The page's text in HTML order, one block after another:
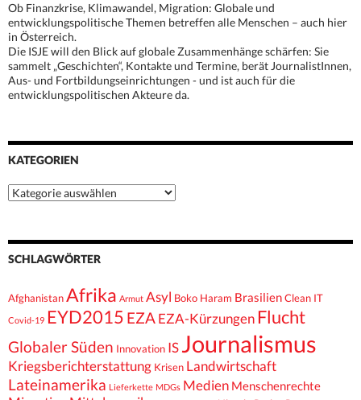
Ob Finanzkrise, Klimawandel, Migration: Globale und
entwicklungspolitische Themen betreffen alle Menschen – auch hier
in Österreich.
Die ISJE will den Blick auf globale Zusammenhänge schärfen: Sie
sammelt „Geschichten“, Kontakte und Termine, berät JournalistInnen,
Aus- und Fortbildungseinrichtungen - und ist auch für die
entwicklungspolitischen Akteure da.
KATEGORIEN
Kategorien
SCHLAGWÖRTER
AfghanistanAfrika Armut Asyl Boko Haram BrasilienClean IT
Covid-19 EYD2015 EZA EZA-Kürzungen Flucht
Globaler Süden Innovation IS Journalismus
Kriegsberichterstattung Krisen Landwirtschaft
Lateinamerika Lieferkette MDGs Medien Menschenrechte